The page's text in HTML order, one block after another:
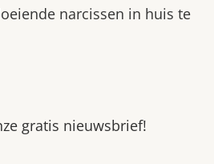
narcissen in huis te
gratis nieuwsbrief!